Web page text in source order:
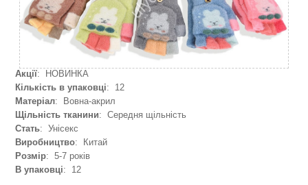
Акції: НОВИНКА
Кількість в упаковці: 12
Матеріал: Вовна-акрил
Щільність тканини: Середня щільність
Стать: Унісекс
Виробництво: Китай
Розмір: 5-7 років
В упаковці: 12